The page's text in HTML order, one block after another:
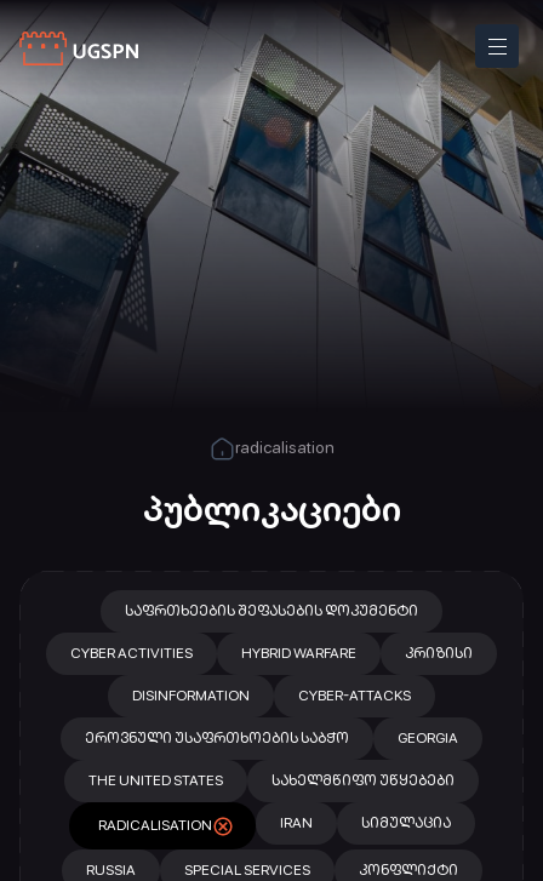
radicalisation
პუბლიკაციები
ᲡᲐᲤᲠᲗᲮᲔᲔᲑᲘᲡ ᲨᲔᲤᲐᲡᲔᲑᲘᲡ ᲓᲝᲙᲣᲛᲔᲜᲢᲘ
CYBER ACTIVITIES HYBRID WARFARE ᲙᲠᲘᲖᲘᲡᲘ
DISINFORMATION CYBER-ATTACKS
ᲔᲠᲝᲕᲜᲣᲚᲘ ᲣᲡᲐᲤᲠᲗᲮᲝᲔᲑᲘᲡ ᲡᲐᲑᲭᲝ GEORGIA
THE UNITED STATES ᲡᲐᲮᲔᲚᲛᲬᲘᲤᲝ ᲣᲬᲧᲔᲑᲔᲑᲘ
RADICALISATION IRAN ᲡᲘᲛᲣᲚᲐᲪᲘᲐ
RUSSIA SPECIAL SERVICES ᲙᲝᲜᲤᲚᲘᲥᲢᲘ